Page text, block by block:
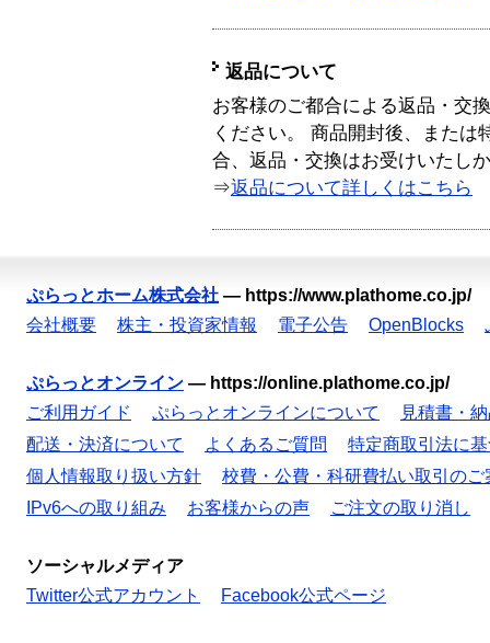
返品について
お客様のご都合による返品・交
ください。 商品開封後、または
合、返品・交換はお受けいたし
⇒返品について詳しくはこちら
ぷらっとホーム株式会社 — https://www.plathome.co.jp/
会社概要
株主・投資家情報 電子公告 OpenBlocks
ぷらっとオンライン — https://online.plathome.co.jp/
ご利用ガイド
ぷらっとオンラインについて
見積書・
配送・決済について
よくあるご質問
特定商取引法に
個人情報取り扱い方針
校費・公費・科研費払い取引のご
IPv6への取り組み
お客様からの声 ご注文の取り消し
ソーシャルメディア
Twitter公式アカウント
Facebook公式ページ